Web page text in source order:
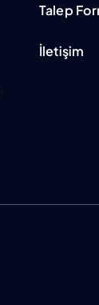
Talep
İletişim